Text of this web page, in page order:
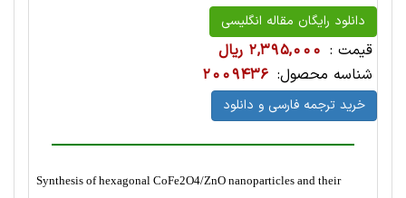
دانلود رایگان مقاله انگلیسی
قیمت : 2,395,000 ریال
شناسه محصول: 2009436
خرید ترجمه فارسی و دانلود
Synthesis of hexagonal CoFe2O4/ZnO nanoparticles and their